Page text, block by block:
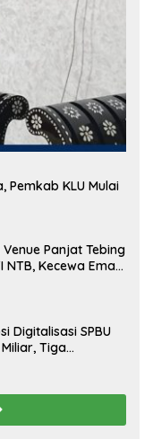
Pemkab KLU Mulai
Venue Panjat Tebing
NTB, Kecewa Emas
Digitalisasi SPBU
Tiga